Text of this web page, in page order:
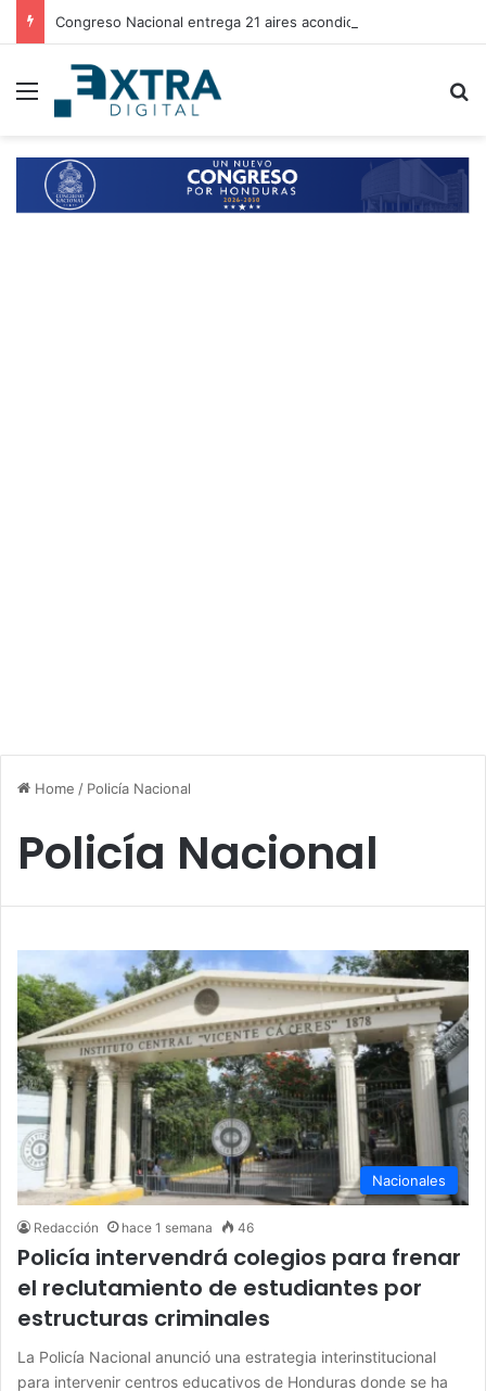
Menu
Home / Policía Nacional
Policía Nacional
Nacionales
Redacción hace 1 semana 46
Policía intervendrá colegios para frenar
el reclutamiento de estudiantes por
estructuras criminales
La Policía Nacional anunció una estrategia interinstitucional
para intervenir centros educativos de Honduras donde se ha